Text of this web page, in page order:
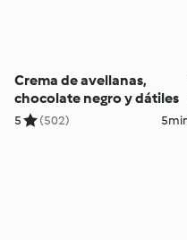
Crema de avellanas,
chocolate negro y dátiles
5 (502)